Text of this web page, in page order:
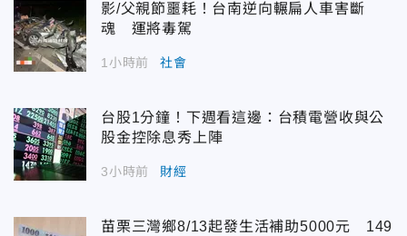
影/父親節噩耗！台南逆向輾扁人車害斷
魂 運將毒駕
1小時前 社會
台股1分鐘！下週看這邊：台積電營收與公
股金控除息秀上陣
3小時前 財經
苗栗三灣鄉8/13起發生活補助5000元 149